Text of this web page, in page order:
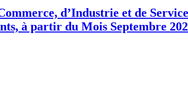
d’Industrie et de
à partir du Mois Septembre